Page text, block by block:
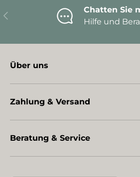
Vorherige
Chatten Sie
Hilfe und
Über uns
Zahlung & Versand
Beratung & Service